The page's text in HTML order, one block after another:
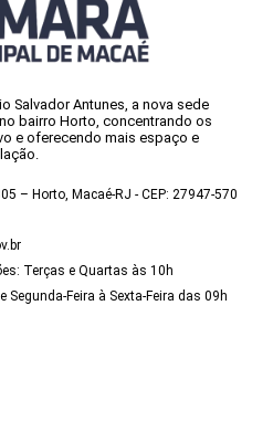
Salvador Antunes, a nova sede
bairro Horto, concentrando os
e oferecendo mais espaço e
– Horto, Macaé-RJ - CEP: 27947-570
Terças e Quartas às 10h
Segunda-Feira à Sexta-Feira das 09h